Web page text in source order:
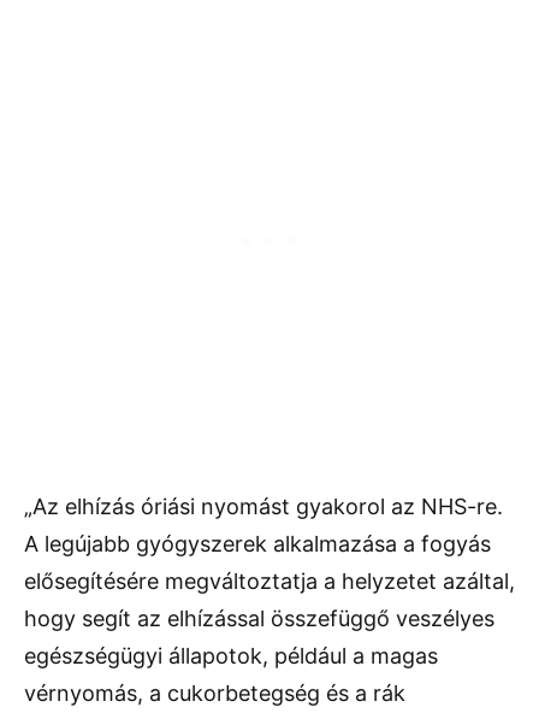
„Az elhízás óriási nyomást gyakorol az NHS-re.
A legújabb gyógyszerek alkalmazása a fogyás
elősegítésére megváltoztatja a helyzetet azáltal,
hogy segít az elhízással összefüggő veszélyes
egészségügyi állapotok, például a magas
vérnyomás, a cukorbetegség és a rák